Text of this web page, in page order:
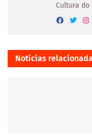
Cultura do
Notícias